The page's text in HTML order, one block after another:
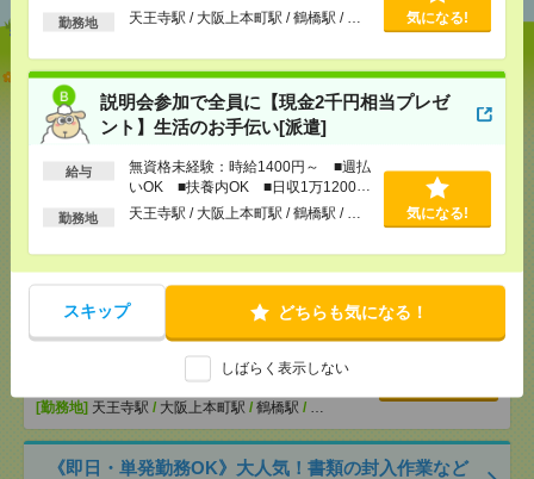
以上
勤務地 天王寺駅 / 大阪上本町駅 / 鶴橋駅 / … 気になる!
説明会参加で全員に【現金2千円相当プレゼ
ント】生活のお手伝い[派遣]
給与
無資格未経験：時給1400円～ ■週払
いOK ■扶養内OK ■日収1万1200円
以上
勤務地 天王寺駅 / 大阪上本町駅 / 鶴橋駅 / … 気になる!
スキップ どちらも気になる！
しばらく表示しない
志望動機も履歴書も不要！日収1.1万円～＊未経験OK
の介護[派遣]
[給 与]無資格未経験：時給1400円～ ■週払い
OK ■扶養内OK ■日収1万1200円以上
交通費全額支給
[勤務地]天王寺駅/大阪上本町駅/鶴橋駅/…
気になる！
説明会参加で全員に【現金2千円相当プレゼント】生
活のお手伝い[派遣]
[給 与]無資格未経験：時給1400円～ ■週払い
OK ■扶養内OK ■日収1万1200円以上
交通費全額支給
[勤務地] 天王寺駅 / 大阪上本町駅 / 鶴橋駅 / …
《即日・単発勤務OK》大人気！書類の封入作業など